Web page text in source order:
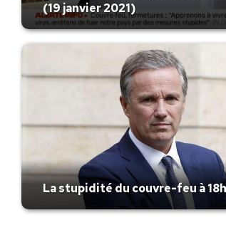
(19 janvier 2021)
La stupidité du couvre-feu à 18h